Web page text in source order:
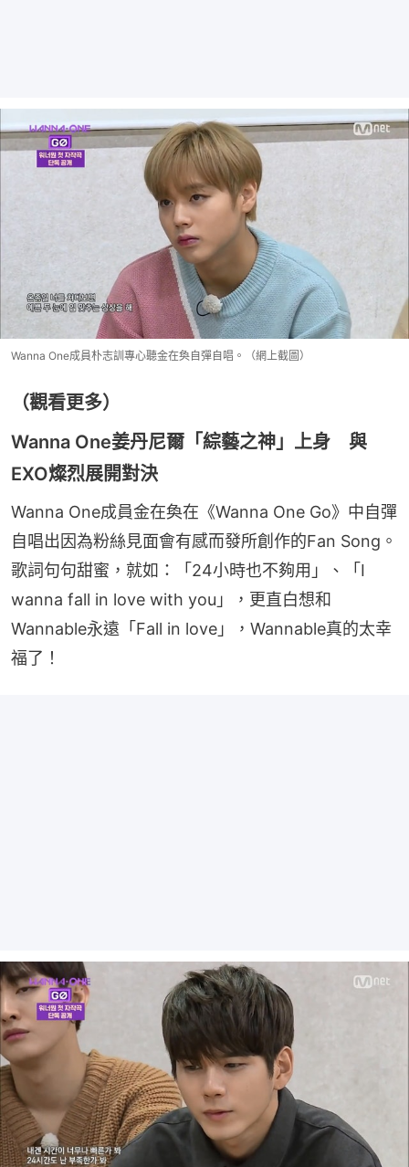
Wanna One成員朴志訓專心聽金在奐自彈自唱。（網上截圖）
（觀看更多）
Wanna One姜丹尼爾「綜藝之神」上身 與
EXO燦烈展開對決
Wanna One成員金在奐在《Wanna One Go》中自彈
自唱出因為粉絲見面會有感而發所創作的Fan Song。
歌詞句句甜蜜，就如：「24小時也不夠用」、「I
wanna fall in love with you」，更直白想和
Wannable永遠「Fall in love」，Wannable真的太幸
福了！